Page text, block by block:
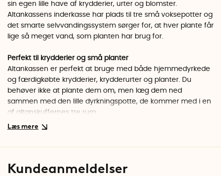
sin egen lille have af krydderier, urter og blomster.
Altankassens inderkasse har plads til tre små voksepotter og
det smarte selvvandingssystem sørger for, at hver plante får
lige så meget vand, som planten har brug for.
Perfekt til krydderier og små planter
Altankassen er perfekt at bruge med både hjemmedyrkede
og færdigkøbte krydderier, krydderurter og planter. Du
behøver ikke at plante dem om, men læg dem ned
sammen med den lille dyrkningspotte, de kommer med i en
af altanskuffernes tre rum.
rigtige mængde vand. Sæt de selvvandende snore i bunden
Kundeanmeldelser